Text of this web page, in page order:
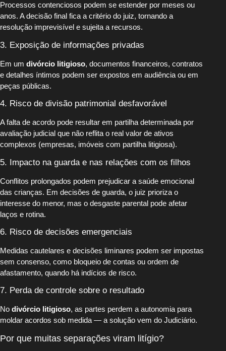
Processos contenciosos podem se estender por meses ou
anos. A decisão final fica a critério do juiz, tornando a
resolução imprevisível e sujeita a recursos.
3. Exposição de informações privadas
Em um divórcio litigioso, documentos financeiros, contratos
e detalhes íntimos podem ser expostos em audiência ou em
peças públicas.
4. Risco de divisão patrimonial desfavorável
A falta de acordo pode resultar em partilha determinada por
avaliação judicial que não reflita o real valor de ativos
complexos (empresas, imóveis com partilha litigiosa).
5. Impacto na guarda e nas relações com os filhos
Conflitos prolongados podem prejudicar a saúde emocional
das crianças. Em decisões de guarda, o juiz prioriza o
interesse do menor, mas o desgaste parental pode afetar
laços e rotina.
6. Risco de decisões emergenciais
Medidas cautelares e decisões liminares podem ser impostas
sem consenso, como bloqueio de contas ou ordem de
afastamento, quando há indícios de risco.
7. Perda de controle sobre o resultado
No divórcio litigioso, as partes perdem a autonomia para
moldar acordos sob medida — a solução vem do Judiciário.
Por que muitas separações viram litígio?